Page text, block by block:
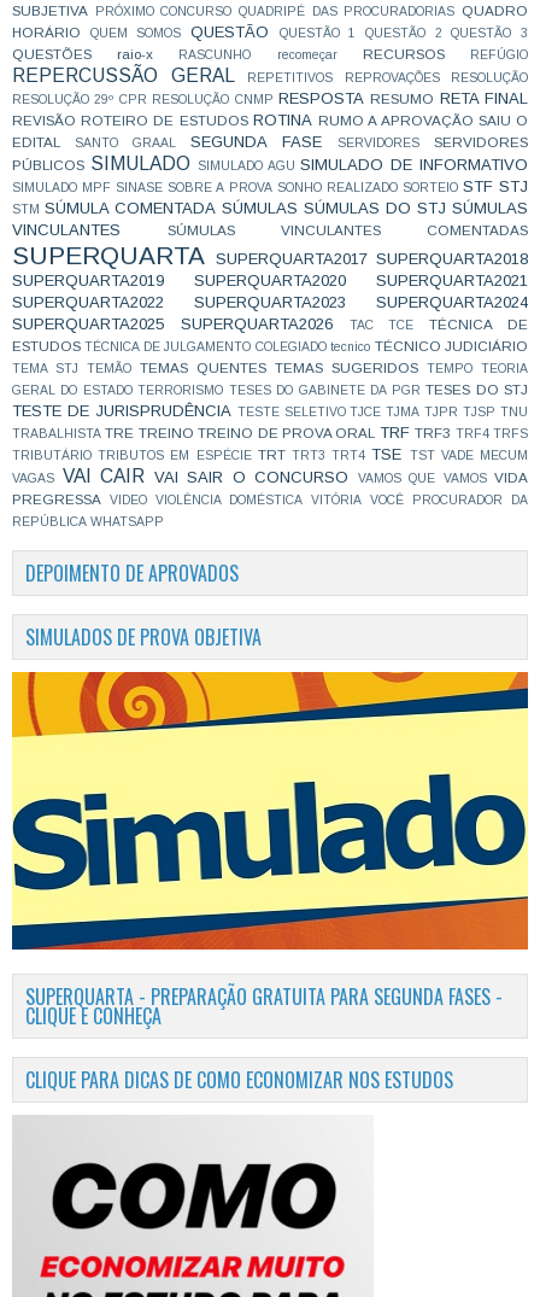
SUBJETIVA
PRÓXIMO CONCURSO QUADRIPÉ DAS PROCURADORIAS
QUADRO
HORÁRIO
QUEM SOMOS QUESTÃO QUESTÃO 1 QUESTÃO 2 QUESTÃO 3
QUESTÕES raio-x RASCUNHO recomeçar RECURSOS REFÚGIO
REPERCUSSÃO GERAL REPETITIVOS REPROVAÇÕES
RESOLUÇÃO
RESOLUÇÃO 29º CPR
RESOLUÇÃO CNMP RESPOSTA RESUMO RETA FINAL
REVISÃO ROTEIRO DE ESTUDOS ROTINA RUMO A APROVAÇÃO SAIU O
EDITAL
SANTO GRAAL SEGUNDA FASE SERVIDORES
SERVIDORES
PÚBLICOS SIMULADO SIMULADO AGU SIMULADO DE INFORMATIVO
SIMULADO MPF SINASE SOBRE A PROVA SONHO REALIZADO SORTEIO STF STJ
STM SÚMULA COMENTADA SÚMULAS SÚMULAS DO STJ SÚMULAS
VINCULANTES
SÚMULAS VINCULANTES COMENTADAS
SUPERQUARTA SUPERQUARTA2017 SUPERQUARTA2018
SUPERQUARTA2019
SUPERQUARTA2020
SUPERQUARTA2021
SUPERQUARTA2022
SUPERQUARTA2023
SUPERQUARTA2024
SUPERQUARTA2025
SUPERQUARTA2026 TAC TCE
TÉCNICA DE
ESTUDOS TÉCNICA DE JULGAMENTO COLEGIADO tecnico TÉCNICO JUDICIÁRIO
TEMA STJ TEMÃO TEMAS QUENTES TEMAS SUGERIDOS TEMPO
TEORIA
GERAL DO ESTADO TERRORISMO TESES DO GABINETE DA PGR TESES DO STJ
TESTE DE JURISPRUDÊNCIA TESTE SELETIVO TJCE TJMA TJPR TJSP TNU
TRABALHISTA TRE TREINO TREINO DE PROVA ORAL TRF TRF3 TRF4 TRFS
TRIBUTÁRIO TRIBUTOS EM ESPÉCIE TRT TRT3 TRT4 TSE TST VADE MECUM
VAGAS
VAI CAIR VAI SAIR O CONCURSO VAMOS QUE VAMOS VIDA
PREGRESSA
VIDEO VIOLÊNCIA DOMÉSTICA VITÓRIA
VOCÊ PROCURADOR DA
REPÚBLICA WHATSAPP
DEPOIMENTO DE APROVADOS
SIMULADOS DE PROVA OBJETIVA
SUPERQUARTA - PREPARAÇÃO GRATUITA PARA SEGUNDA FASES -
CLIQUE E CONHEÇA
CLIQUE PARA DICAS DE COMO ECONOMIZAR NOS ESTUDOS